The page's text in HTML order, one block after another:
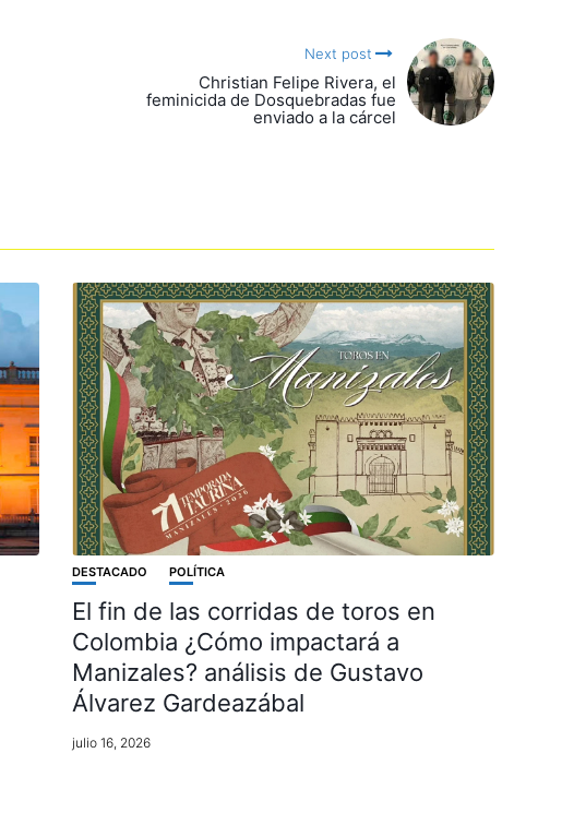
Next post
Christian Felipe Rivera, el
feminicida de Dosquebradas fue
enviado a la cárcel
DESTACADO POLÍTICA
El fin de las corridas de toros en
Colombia ¿Cómo impactará a
Manizales? análisis de Gustavo
Álvarez Gardeazábal
julio 16, 2026